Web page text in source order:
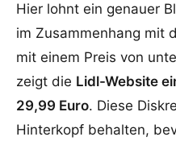
Hier lohnt ein genauer
im Zusammenhang mit
mit einem Preis von
zeigt die Lidl-Website
29,99 Euro. Diese
Hinterkopf behalten,